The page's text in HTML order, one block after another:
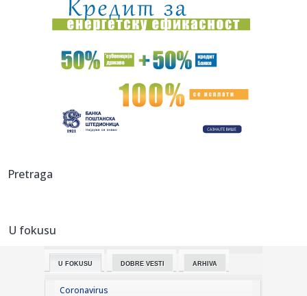
18:13:RODRI U BARSI: Stigao je odgovor koji menja sve!
18:11:Raspisan konkurs za raspodelu 40 miliona dinara za
sprovođenje o...
Vučić dočekao vatrogasce-spasioce koji su u Španiji gasili
18:06:Zlatni olimpijac iz Livorna ozvaničio kraj
izvinjen...
18:00:
18:00: Zbog čega je Salah izabrao turski Trabzon
Pretraga
U fokusu
U FOKUSU DOBRE VESTI ARHIVA
Coronavirus